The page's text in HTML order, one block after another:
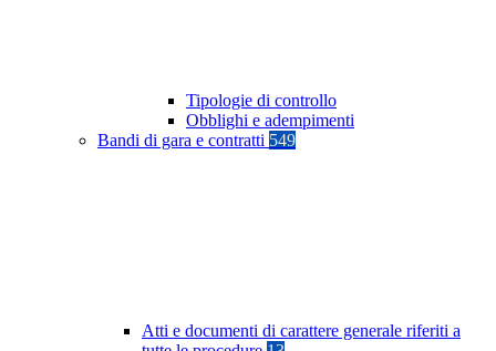
Tipologie di controllo
Obblighi e adempimenti
Bandi di gara e contratti 549
Atti e documenti di carattere generale riferiti a